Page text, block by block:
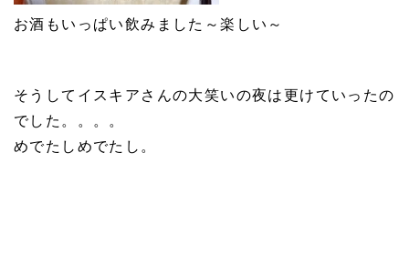
お酒もいっぱい飲みました～楽しい～
そうしてイスキアさんの大笑いの夜は更けていったの
でした。。。。
めでたしめでたし。